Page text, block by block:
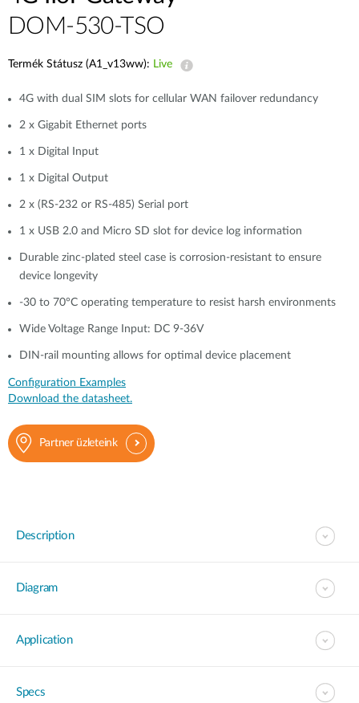
DOM-530-TSO
Termék Státusz (A1_v13ww): Live
​4G with dual SIM slots for cellular WAN failover redundancy
2 x Gigabit Ethernet ports
1 x Digital Input
1 x Digital Output
2 x (RS-232 or RS-485) Serial port
1 x USB 2.0 and Micro SD slot for device log information
Durable zinc-plated steel case is corrosion-resistant to ensure
device longevity
-30 to 70°C operating temperature to resist harsh environments
Wide Voltage Range Input: DC 9-36V
DIN-rail mounting allows for optimal device placement
Configuration Examples
Download the datasheet.
Partner üzleteink
Description
Diagram
Application
Specs